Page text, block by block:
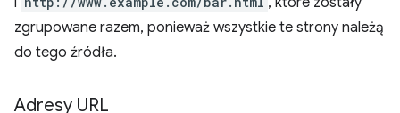
zgrupowane razem, ponieważ wszystkie te strony należą
do tego źródła.
Adresy URL